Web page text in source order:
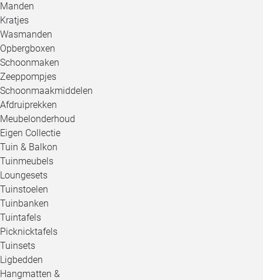
Manden
Kratjes
Wasmanden
Opbergboxen
Schoonmaken
Zeeppompjes
Schoonmaakmiddelen
Afdruiprekken
Meubelonderhoud
Eigen Collectie
Tuin & Balkon
Tuinmeubels
Loungesets
Tuinstoelen
Tuinbanken
Tuintafels
Picknicktafels
Tuinsets
Ligbedden
Hangmatten &